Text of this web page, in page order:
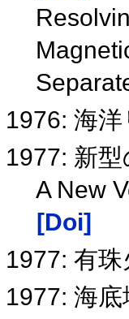
1976: 海
1977: 新
A New
[Doi]
1977: 有
1977: 海